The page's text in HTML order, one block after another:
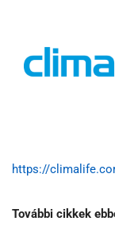
https://
További cikkek